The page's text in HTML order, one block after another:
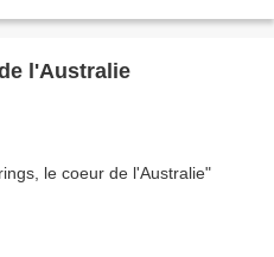
l'Australie